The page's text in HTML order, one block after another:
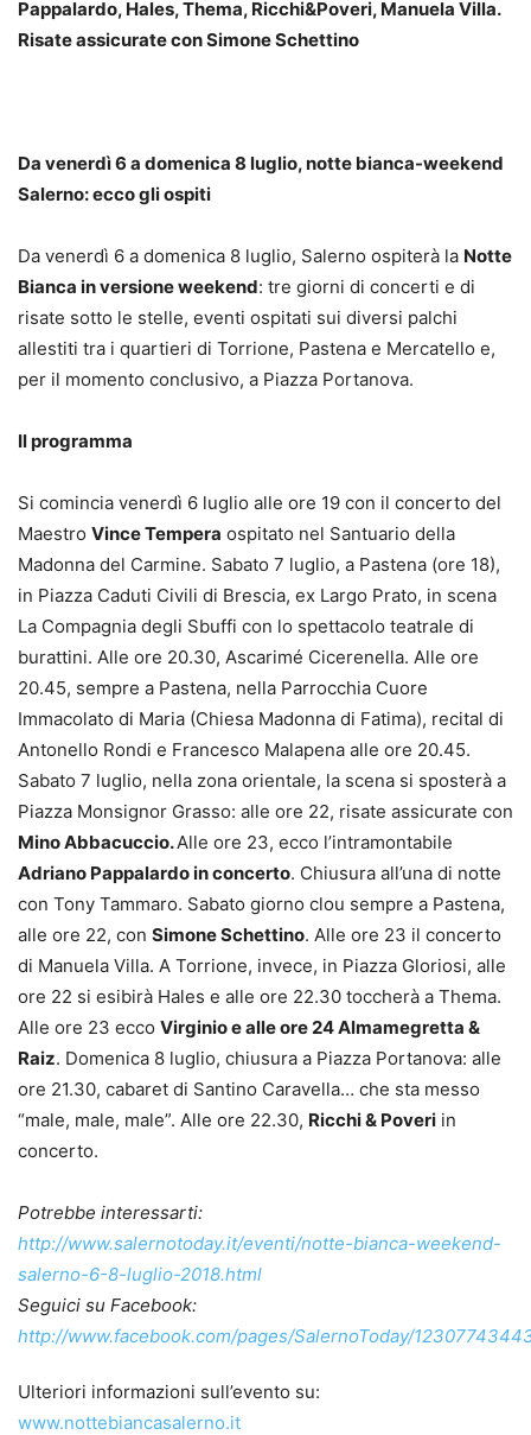
Pappalardo, Hales, Thema, Ricchi&Poveri, Manuela Villa.
Risate assicurate con Simone Schettino
Da venerdì 6 a domenica 8 luglio, notte bianca-weekend
Salerno: ecco gli ospiti
Da venerdì 6 a domenica 8 luglio, Salerno ospiterà la Notte
Bianca in versione weekend: tre giorni di concerti e di
risate sotto le stelle, eventi ospitati sui diversi palchi
allestiti tra i quartieri di Torrione, Pastena e Mercatello e,
per il momento conclusivo, a Piazza Portanova.
Il programma
Si comincia venerdì 6 luglio alle ore 19 con il concerto del
Maestro Vince Tempera ospitato nel Santuario della
Madonna del Carmine. Sabato 7 luglio, a Pastena (ore 18),
in Piazza Caduti Civili di Brescia, ex Largo Prato, in scena
La Compagnia degli Sbuffi con lo spettacolo teatrale di
burattini. Alle ore 20.30, Ascarimé Cicerenella. Alle ore
20.45, sempre a Pastena, nella Parrocchia Cuore
Immacolato di Maria (Chiesa Madonna di Fatima), recital di
Antonello Rondi e Francesco Malapena alle ore 20.45.
Sabato 7 luglio, nella zona orientale, la scena si sposterà a
Piazza Monsignor Grasso: alle ore 22, risate assicurate con
Mino Abbacuccio.Alle ore 23, ecco l’intramontabile
Adriano Pappalardo in concerto. Chiusura all’una di notte
con Tony Tammaro. Sabato giorno clou sempre a Pastena,
alle ore 22, con Simone Schettino. Alle ore 23 il concerto
di Manuela Villa. A Torrione, invece, in Piazza Gloriosi, alle
ore 22 si esibirà Hales e alle ore 22.30 toccherà a Thema.
Alle ore 23 ecco Virginio e alle ore 24 Almamegretta &
Raiz. Domenica 8 luglio, chiusura a Piazza Portanova: alle
ore 21.30, cabaret di Santino Caravella… che sta messo
“male, male, male”. Alle ore 22.30, Ricchi & Poveri in
concerto.
Potrebbe interessarti:
http://www.salernotoday.it/eventi/notte-bianca-weekend-
salerno-6-8-luglio-2018.html
Seguici su Facebook:
http://www.facebook.com/pages/SalernoToday/
Ulteriori informazioni sull’evento su:
www.nottebiancasalerno.it